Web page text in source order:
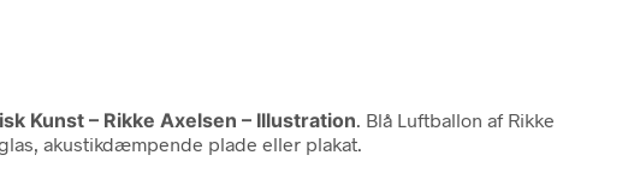
Kunst – Rikke Axelsen – Illustration . Blå Luftballon af Rikke
akustikdæmpende plade eller plakat.